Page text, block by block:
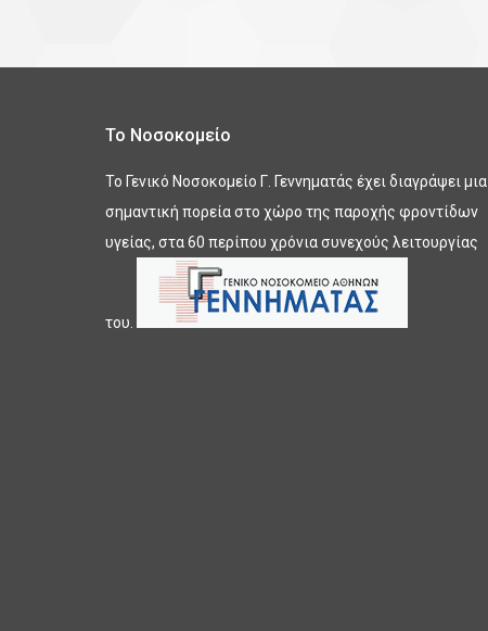
Το Νοσοκομείο
Το Γενικό Νοσοκομείο Γ. Γεννηματάς έχει διαγράψει μια
σημαντική πορεία στο χώρο της παροχής φροντίδων
υγείας, στα 60 περίπου χρόνια συνεχούς λειτουργίας
του.